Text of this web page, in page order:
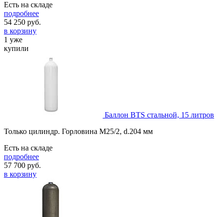
Есть на складе
подробнее
54 250 руб.
в корзину
1 уже
купили
Баллон BTS стальной, 15 литров
Только цилиндр. Горловина М25/2, d.204 мм
Есть на складе
подробнее
57 700 руб.
в корзину